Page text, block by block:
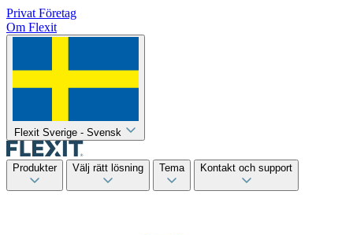
Privat Företag
Om Flexit
Flexit Sverige - Svensk
Produkter Välj rätt lösning Tema Kontakt och support